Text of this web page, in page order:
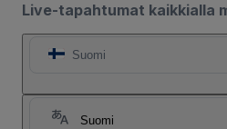
Live-tapahtumat kaikkialla
Suomi
Suomi